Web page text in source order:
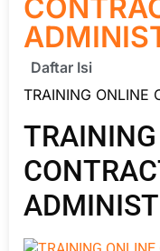
Daftar Isi
TRAINING ONLINE